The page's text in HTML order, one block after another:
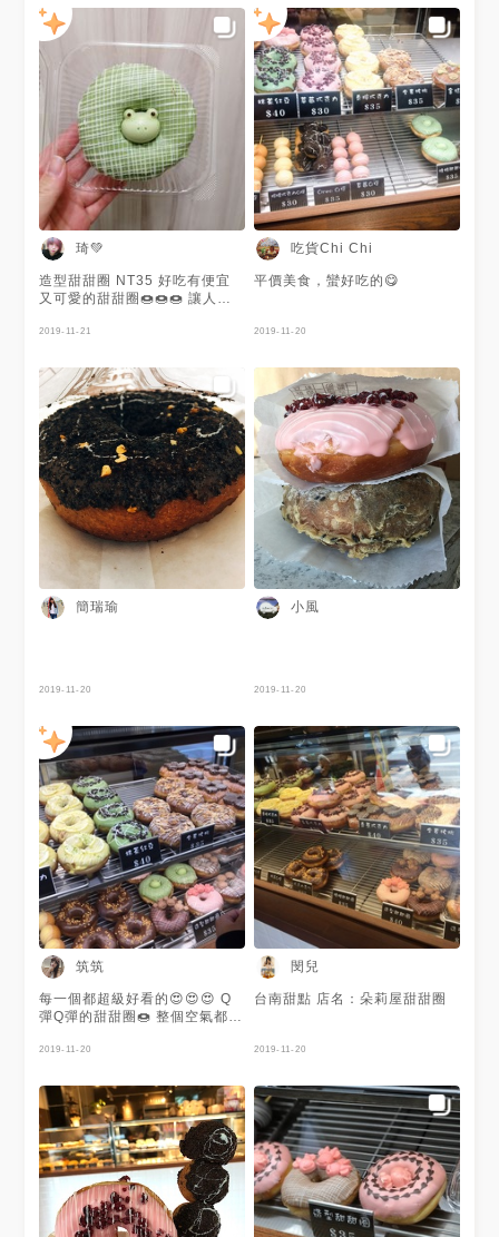
串在一起，實在好可愛❤️有草
莓、檸檬巧克力、巧克力跟抹茶
口味，雖然這些都算是巧克力系
列，但味道還是不太一樣～ - 口
感軟Q帶點嚼勁，算是有飽足感
的小點心，看起來不油，但是其
實不容小覷，因為拍完照後，木
板上都是一顆顆的油印😆 - 🚩#
朵莉屋甜甜圈 🚩台南市東區裕
農路117號 🚩06-2365486 🚩
12:00-19:30 - #台南逸恩的甜
點口袋🤤 #台南 #台南美食 #臺
南美食 #台南東區美食 #台南食
記 #台南美食地圖 #taiwan
#tainan #tainanfood
#tainanfoodlife
#tainanbrunch #tainanlunch
#popdaily #popyummy
琦💚
造型甜甜圈 NT35 好吃有便宜
又可愛的甜甜圈🍩🍩🍩 讓人想
區 ＃裕農路
2019-11-21
吃貨Chi Chi
平價美食，蠻好吃的😋
2019-11-20
簡瑞瑜
2019-11-20
小風
2019-11-20
筑筑
每一個都超級好看的😍😍😍 Q
彈Q彈的甜甜圈🍩 整個空氣都有
便宜呢👍👍👍
2019-11-20
閔兒
台南甜點 店名：朵莉屋甜甜圈
2019-11-20